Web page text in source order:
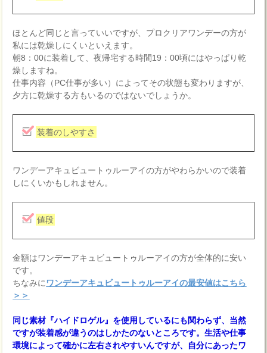
ほとんど同じと言っていいですが、プロクリアワンデーの方が
私には乾燥しにくいといえます。
朝8：00に装着して、夜帰宅する時間19：00頃にはやっぱり乾
燥しますね。
仕事内容（PC仕事が多い）によってその状態も変わりますが、
夕方に乾燥する方もいるのではないでしょうか。
装着のしやすさ
ワンデーアキュビュートゥルーアイの方がやわらかいので装着
しにくいかもしれません。
値段
金額はワンデーアキュビュートゥルーアイの方が全体的に安い
です。
ちなみに ワンデーアキュビュートゥルーアイの最安値はこちら
＞＞
同じ素材『ハイドロゲル』を使用しているにも関わらず、当然
ですが装着感が違うのはしかたのないところです。生活や仕事
環境によって確かに左右されやすいんですが、自分にあったワ